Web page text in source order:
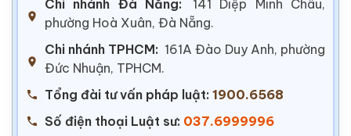
Chi nhánh Đà Nẵng:
141 Diệp Minh Châu,
phường Hoà Xuân, Đà Nẵng.
Chi nhánh TPHCM: 161A Đào Duy Anh, phường
Đức Nhuận, TPHCM.
Tổng đài tư vấn pháp luật: 1900.6568
Số điện thoại Luật sư: 037.6999996